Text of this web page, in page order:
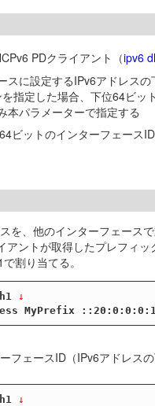
PDクライアント（ipv6
スに設定するIPv6アドレス
指定した場合、下位64ビ
本パラメーターで指定する
ビットのインターフェース
を、他のインターフェース
アントが取得したプレフィ
割り当てる。
↓
MyPrefix
フェースID（IPv6アドレス
↓